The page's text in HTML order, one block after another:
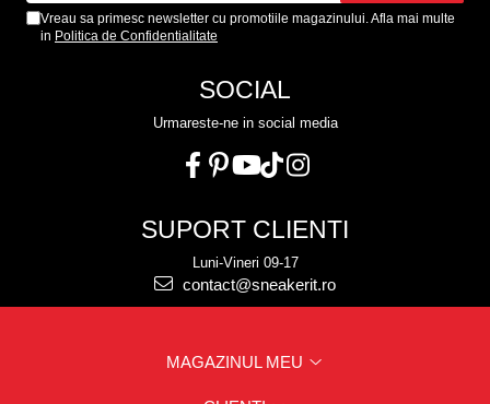
Vreau sa primesc newsletter cu promotiile magazinului. Afla mai multe
in Politica de Confidentialitate
SOCIAL
Urmareste-ne in social media
SUPORT CLIENTI
Luni-Vineri 09-17
contact@sneakerit.ro
MAGAZINUL MEU